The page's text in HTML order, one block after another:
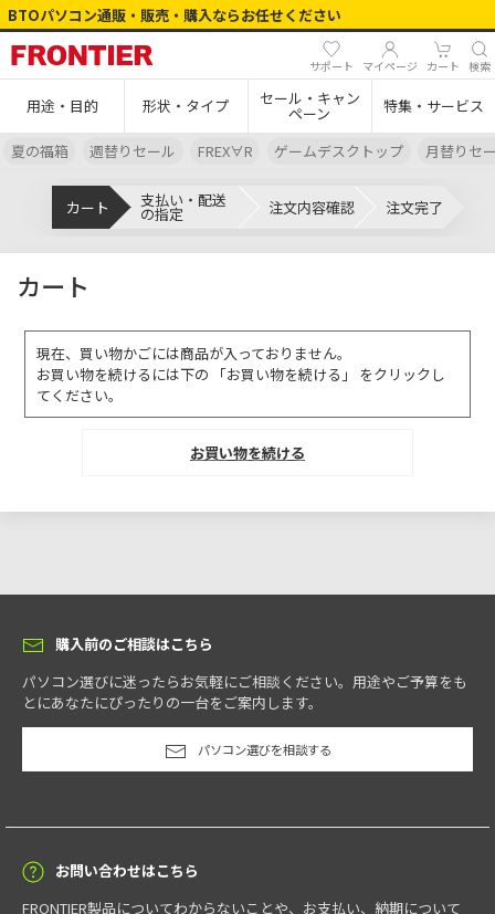
BTOパソコン通販・販売・購入ならお任せください
サポート マイページ カート 検索
用途・目的 形状・タイプ セール・キャン
ペーン 特集・サービス
夏の福箱 週替りセール FREX∀R ゲームデスクトップ 月替りセ
カート 支払い・配送
の指定 注文内容確認 注文完了
カート
現在、買い物かごには商品が入っておりません。
お買い物を続けるには下の 「お買い物を続ける」 をクリックし
てください。
購入前のご相談はこちら
パソコン選びに迷ったらお気軽にご相談ください。用途やご予算をも
とにあなたにぴったりの一台をご案内します。
パソコン選びを相談する
お問い合わせはこちら
FRONTIER製品についてわからないことや、お支払い、納期について